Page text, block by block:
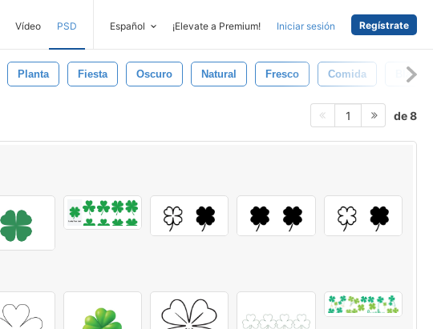
Vídeo PSD Español ¡Elevate a Premium! Iniciar sesión Regístrate
Planta Fiesta Oscuro Natural Fresco Comida Blanco
1 de 8